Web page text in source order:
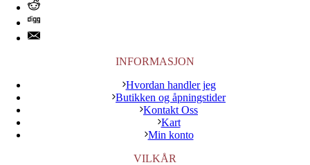
INFORMASJON
Hvordan handler jeg
Butikken og åpningstider
Kontakt Oss
Kart
Min konto
VILKÅR